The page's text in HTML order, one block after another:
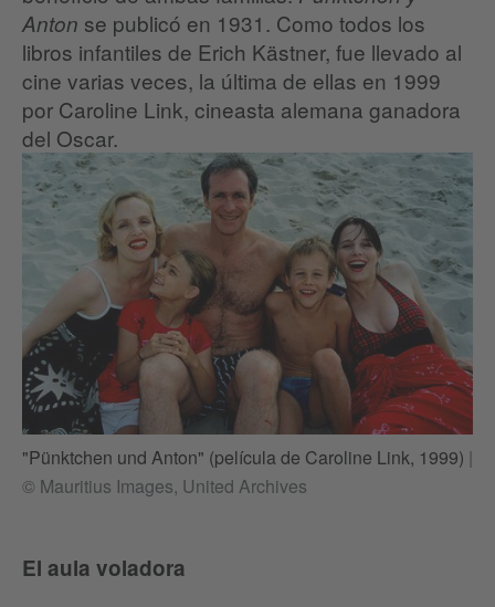
Anton se publicó en 1931. Como todos los
libros infantiles de Erich Kästner, fue llevado al
cine varias veces, la última de ellas en 1999
por Caroline Link, cineasta alemana ganadora
del Oscar.
"Pünktchen und Anton" (película de Caroline Link, 1999) |
© Mauritius Images, United Archives
El aula voladora